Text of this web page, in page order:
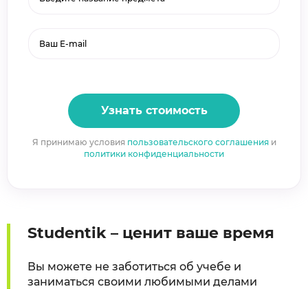
Узнать стоимость
Я принимаю условия пользовательского соглашенияи
политики конфиденциальности
Studentik – ценит ваше время
Вы можете не заботиться об учебе и
заниматься своими любимыми делами